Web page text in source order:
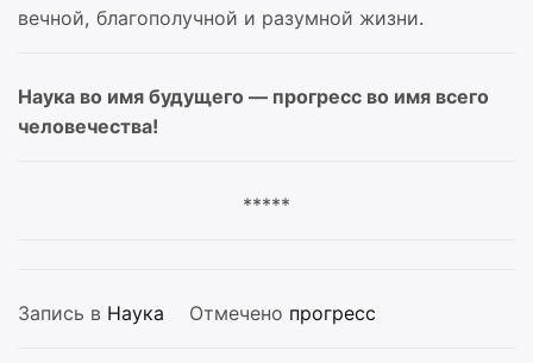
вечной, благополучной и разумной жизни.
Наука во имя будущего — прогресс во имя всего
человечества!
*****
Запись в Наука Отмечено прогресс